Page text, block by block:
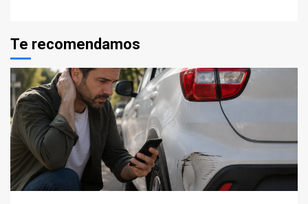
Te recomendamos